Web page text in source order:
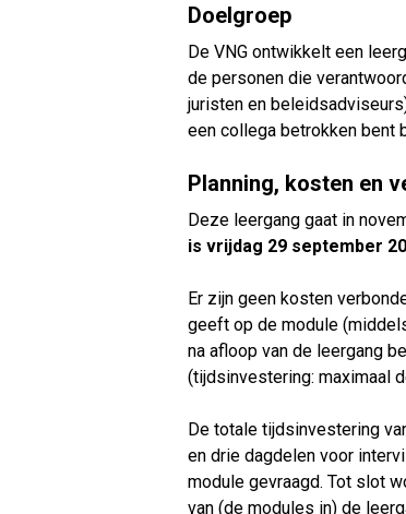
Doelgroep
De VNG ontwikkelt een
de personen die
juristen en
een collega betrokken bent
Planning, kosten en
Deze leergang gaat in
is vrijdag 29 september
Er zijn geen kosten
geeft op de module
na afloop van de leergang
(tijdsinvestering: maximaal
De totale tijdsinvestering
en drie dagdelen voor
module gevraagd. Tot slot
van (de modules in) de